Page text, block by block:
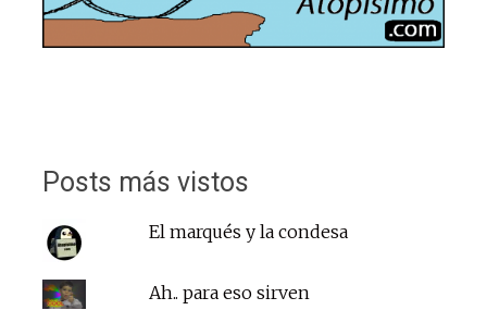
Posts más vistos
El marqués y la condesa
Ah.. para eso sirven